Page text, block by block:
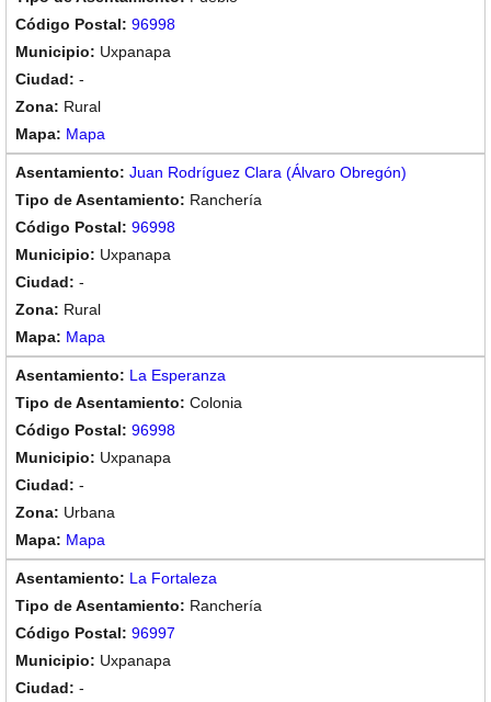
96998
Uxpanapa
-
Rural
Mapa
Juan Rodríguez Clara (Álvaro Obregón)
Ranchería
96998
Uxpanapa
-
Rural
Mapa
La Esperanza
Colonia
96998
Uxpanapa
-
Urbana
Mapa
La Fortaleza
Ranchería
96997
Uxpanapa
-